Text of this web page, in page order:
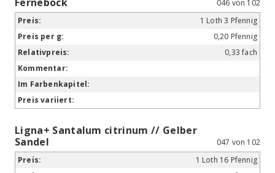
046 von 102
1 Loth 3 Pfennig
0,20 Pfennig
0,33 fach
Ligna+ Santalum citrinum // Gelber
Sandel
047 von 102
1 Loth 16 Pfennig